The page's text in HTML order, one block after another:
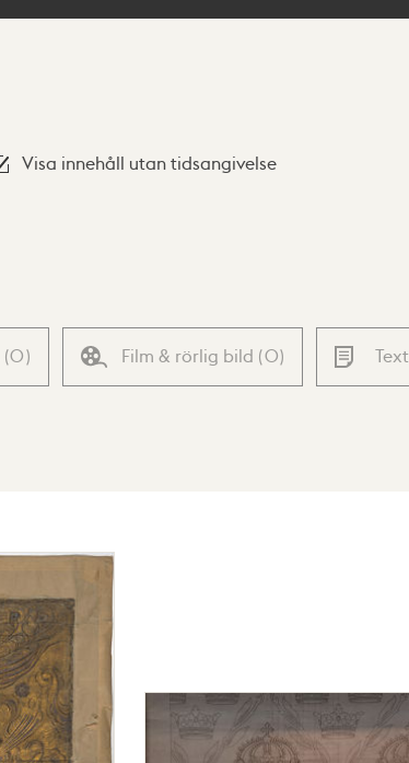
Visa innehåll utan tidsangivelse
(0) Film & rörlig bild (0) Text